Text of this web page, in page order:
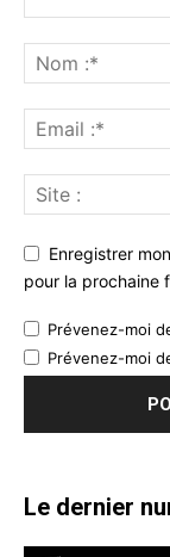
Enregistrer
pour la prochaine
Prévenez-moi
Prévenez-moi
Le dernier